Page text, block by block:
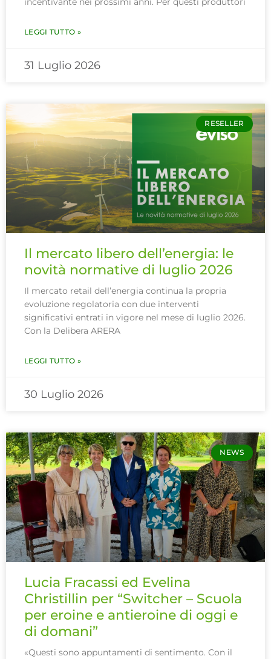
LEGGI TUTTO »
31 Luglio 2026
RESELLER
Il mercato libero dell’energia: le
novità normative di luglio 2026
Il mercato retail dell’energia continua la propria
evoluzione regolatoria con due interventi
significativi entrati in vigore nel mese di luglio 2026.
Con la Delibera ARERA
LEGGI TUTTO »
30 Luglio 2026
NEWS
Lucia Fracassi ed Evelina
Christillin per “Switcher – Scuola
per eroine e antieroine di oggi e
di domani”
«Questi sono appuntamenti di sentimento. Con il